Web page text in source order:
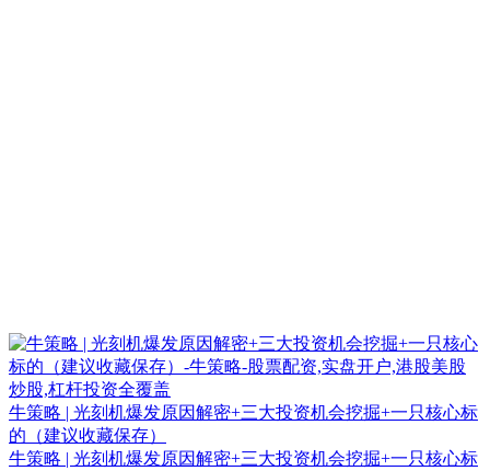
牛策略 | 光刻机爆发原因解密+三大投资机会挖掘+一只核心标
的（建议收藏保存）
牛策略 | 光刻机爆发原因解密+三大投资机会挖掘+一只核心标